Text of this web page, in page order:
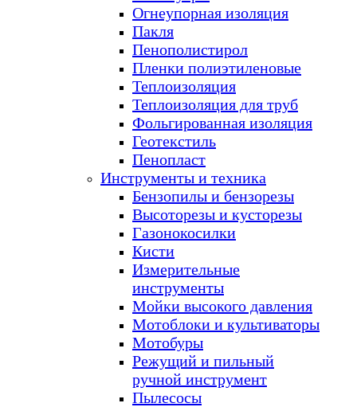
Огнеупорная изоляция
Пакля
Пенополистирол
Пленки полиэтиленовые
Теплоизоляция
Теплоизоляция для труб
Фольгированная изоляция
Геотекстиль
Пенопласт
Инструменты и техника
Бензопилы и бензорезы
Высоторезы и кусторезы
Газонокосилки
Кисти
Измерительные
инструменты
Мойки высокого давления
Мотоблоки и культиваторы
Мотобуры
Режущий и пильный
ручной инструмент
Пылесосы